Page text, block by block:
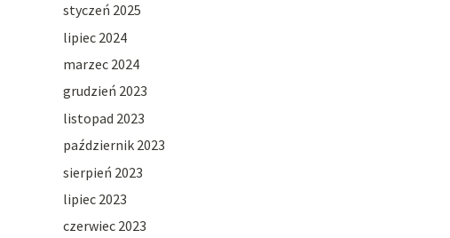
styczeń 2025
lipiec 2024
marzec 2024
grudzień 2023
listopad 2023
październik 2023
sierpień 2023
lipiec 2023
czerwiec 2023